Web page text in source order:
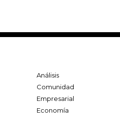
Análisis
Comunidad
Empresarial
Economía